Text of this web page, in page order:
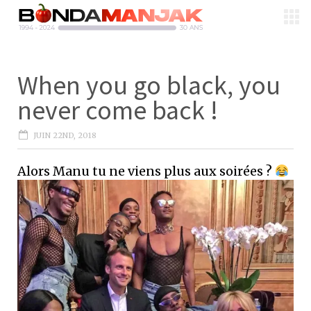
When you go black, you
never come back !
JUIN 22ND, 2018
Alors Manu tu ne viens plus aux soirées ?